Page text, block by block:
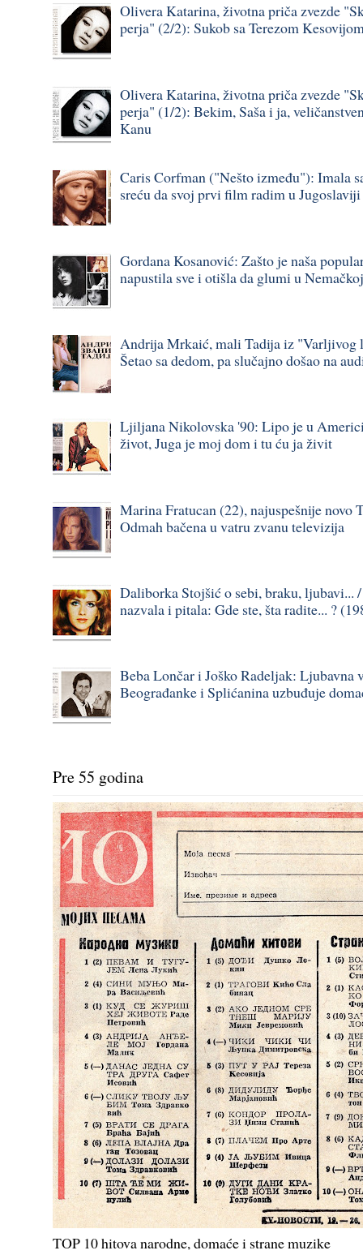
Olivera Katarina, životna priča zvezde
perja" (2/2): Sukob sa Terezom
Olivera Katarina, životna priča zvezde
perja" (1/2): Bekim, Saša i ja,
Kanu
Caris Corfman ("Nešto između"): Imala
sreću da svoj prvi film radim u
Gordana Kosanović: Zašto je naša
napustila sve i otišla da glumi u
Andrija Mrkaić, mali Tadija iz "Varljivog
Šetao sa dedom, pa slučajno došao na
Ljiljana Nikolovska '90: Lipo je u
život, Juga je moj dom i tu ću ja živit
Marina Fratucan (22), najuspešnije novo
Odmah bačena u vatru zvanu televizija
Daliborka Stojšić o sebi, braku, ljubavi...
nazvala i pitala: Gde ste, šta radite... ?
Beba Lončar i Joško Radeljak: Ljubavna
Beograđanke i Splićanina uzbuđuje
Pre 55 godina
TOP 10 hitova narodne, domaće i strane muzike